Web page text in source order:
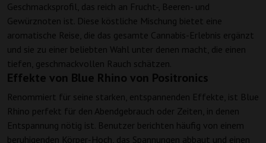
Geschmacksprofil, das reich an Frucht-, Beeren- und
Gewürznoten ist. Diese köstliche Mischung bietet eine
aromatische Reise, die das gesamte Cannabis-Erlebnis ergänzt
und sie zu einer beliebten Wahl unter denen macht, die einen
tiefen, geschmackvollen Rauch schätzen.
Effekte von Blue Rhino von Positronics
Renommiert für seine starken, entspannenden Effekte, ist Blue
Rhino perfekt für den Abendgebrauch oder Zeiten, in denen
Entspannung nötig ist. Benutzer berichten häufig von einem
beruhigenden Körper-Hoch, das Spannungen abbaut und einen